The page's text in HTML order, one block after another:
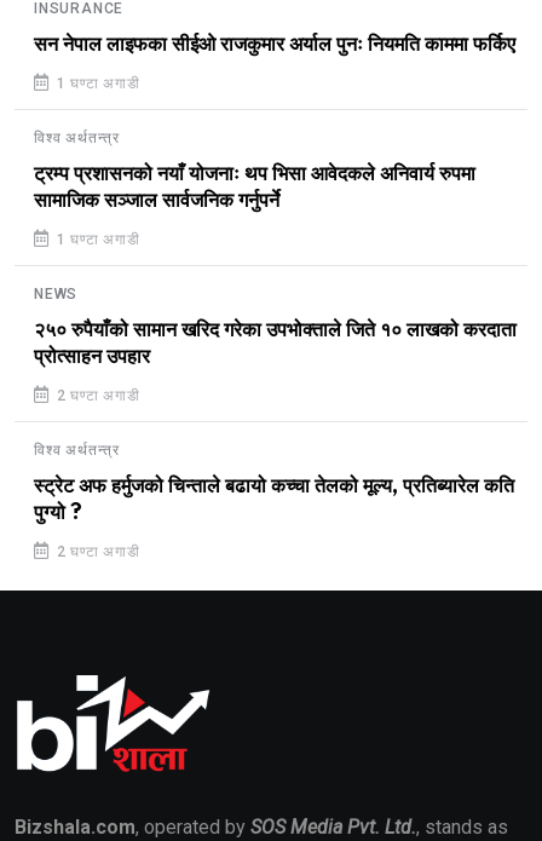
INSURANCE
सन नेपाल लाइफका सीईओ राजकुमार अर्याल पुनः नियमति काममा फर्किए
1 घण्टा अगाडी
विश्व अर्थतन्त्र
ट्रम्प प्रशासनको नयाँ योजनाः थप भिसा आवेदकले अनिवार्य रुपमा
सामाजिक सञ्जाल सार्वजनिक गर्नुपर्ने
1 घण्टा अगाडी
NEWS
२५० रुपैयाँको सामान खरिद गरेका उपभोक्ताले जिते १० लाखको करदाता
प्रोत्साहन उपहार
2 घण्टा अगाडी
विश्व अर्थतन्त्र
स्ट्रेट अफ हर्मुजको चिन्ताले बढायो कच्चा तेलको मूल्य, प्रतिब्यारेल कति
पुग्यो ?
2 घण्टा अगाडी
Bizshala.com, operated by SOS Media Pvt. Ltd., stands as